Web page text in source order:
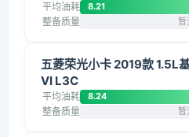
平均油耗 8.21
整备质量 暂
五菱荣光小卡 2019款 1.5L
VI L3C
平均油耗 8.24
整备质量 暂